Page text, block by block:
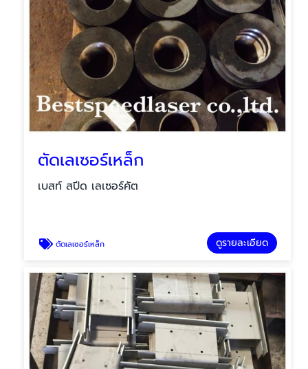
ตัดเลเซอร์เหล็ก
เบสท์ สปีด เลเซอร์คัต
ตัดเลเซอร์เหล็ก ดูรายละเอียด